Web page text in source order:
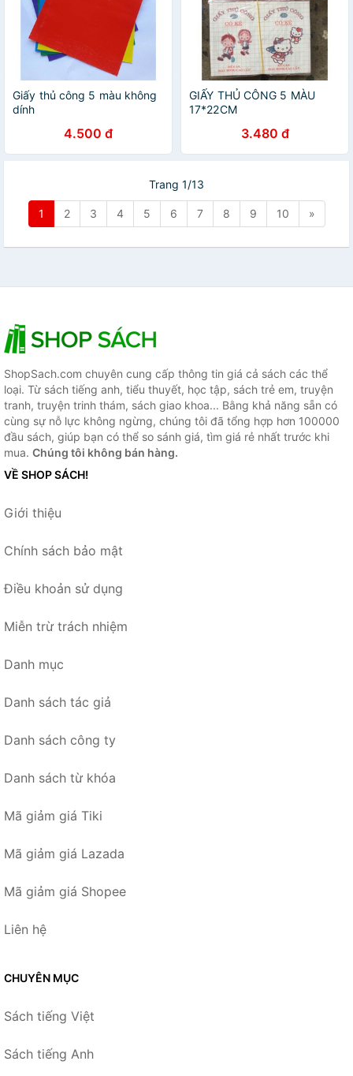
Giấy thủ công 5 màu không
dính
4.500 đ
GIẤY THỦ CÔNG 5 MÀU
17*22CM
3.480 đ
Trang 1/13
1 2 3 4 5 6 7 8 9 10 »
ShopSach.com chuyên cung cấp thông tin giá cả sách các thể
loại. Từ sách tiếng anh, tiểu thuyết, học tập, sách trẻ em, truyện
tranh, truyện trinh thám, sách giao khoa... Bằng khả năng sẵn có
cùng sự nỗ lực không ngừng, chúng tôi đã tổng hợp hơn 100000
đầu sách, giúp bạn có thể so sánh giá, tìm giá rẻ nhất trước khi
mua. Chúng tôi không bán hàng.
VỀ SHOP SÁCH!
Giới thiệu
Chính sách bảo mật
Điều khoản sử dụng
Miễn trừ trách nhiệm
Danh mục
Danh sách tác giả
Danh sách công ty
Danh sách từ khóa
Mã giảm giá Tiki
Mã giảm giá Lazada
Mã giảm giá Shopee
Liên hệ
CHUYÊN MỤC
Sách tiếng Việt
Sách tiếng Anh